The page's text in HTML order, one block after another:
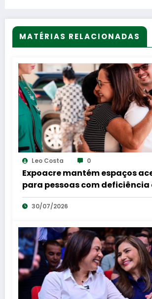
MATÉRIAS RELACIONADAS
Leo Costa 0
Expoacre mantém espaços
para pessoas com deficiência
shows e rodeios
30/07/2026